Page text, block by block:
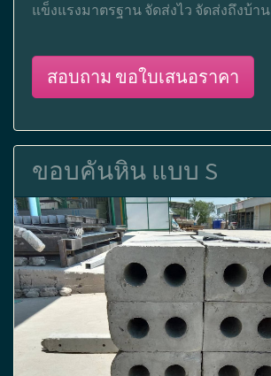
แข็งแรงมาตรฐาน จัดส่งไว จัดส่งถึงบ้าน
สอบถาม ขอใบเสนอราคา
ขอบคันหิน แบบ S